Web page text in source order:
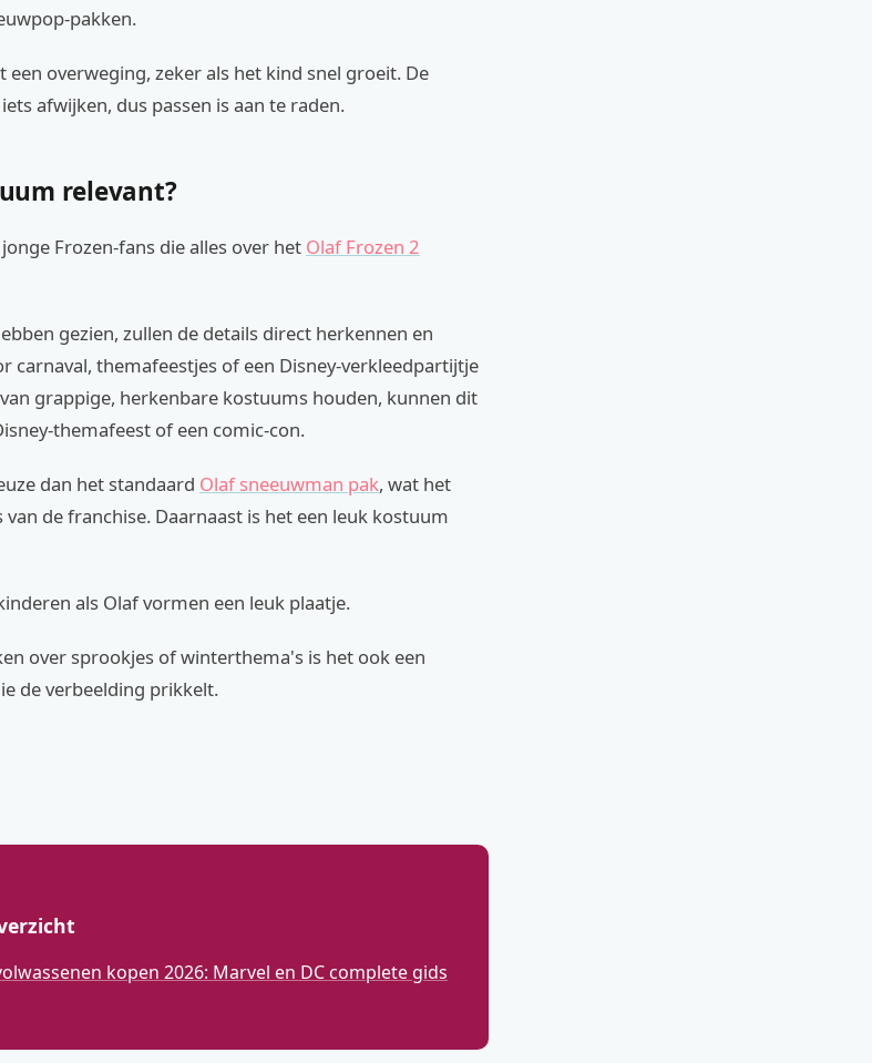
pakken.
overweging, zeker als het kind snel groeit. De
afwijken, dus passen is aan te raden.
relevant?
Frozen-fans die alles over het Olaf Frozen 2
gezien, zullen de details direct herkennen en
carnaval, themafeestjes of een Disney-verkleedpartijtje
grappige, herkenbare kostuums houden, kunnen dit
themafeest of een comic-con.
dan het standaard Olaf sneeuwman pak, wat het
de franchise. Daarnaast is het een leuk kostuum
als Olaf vormen een leuk plaatje.
over sprookjes of winterthema's is het ook een
de verbeelding prikkelt.
kopen 2026: Marvel en DC complete gids